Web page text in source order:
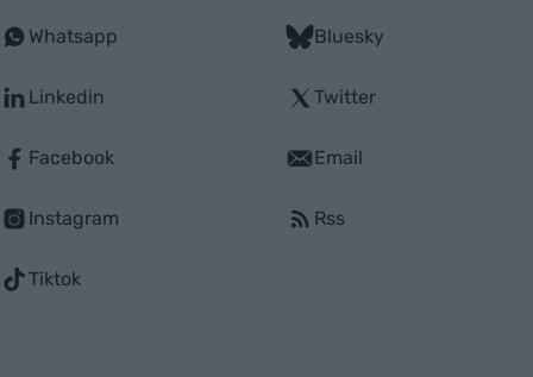
Whatsapp
Linkedin
Facebook
Instagram
Tiktok
Bluesky
Twitter
Email
Rss